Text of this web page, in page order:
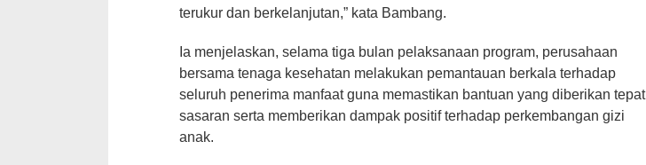
terukur dan berkelanjutan,” kata Bambang.
Ia menjelaskan, selama tiga bulan pelaksanaan program, perusahaan
bersama tenaga kesehatan melakukan pemantauan berkala terhadap
seluruh penerima manfaat guna memastikan bantuan yang diberikan tepat
sasaran serta memberikan dampak positif terhadap perkembangan gizi
anak.